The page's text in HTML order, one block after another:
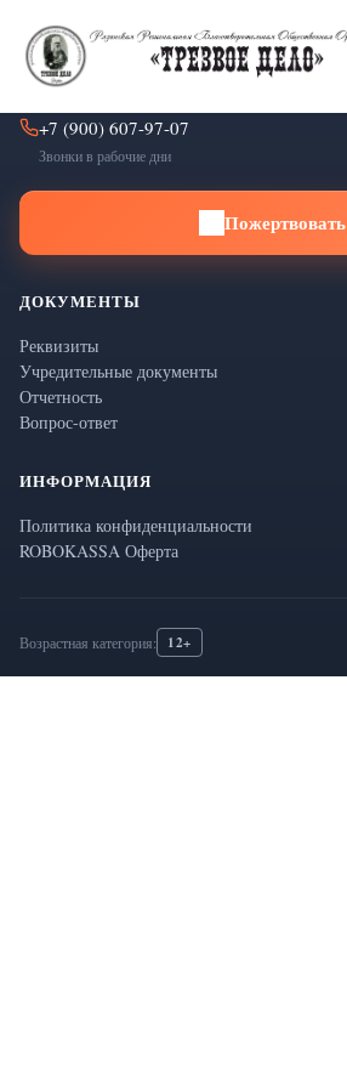
КОНТАКТЫ
+7 (900) 607-97-07
Звонки в рабочие дни
Пожертвовать
ДОКУМЕНТЫ
Реквизиты
Учредительные документы
Отчетность
Вопрос-ответ
ИНФОРМАЦИЯ
Политика конфиденциальности
ROBOKASSA Оферта
Возрастная категория: 12+